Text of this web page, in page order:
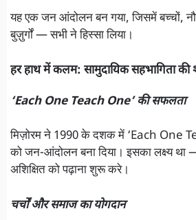
यह एक जन आंदोलन बन गया, जिसमें बच्चों,
बुज़ुर्गों — सभी ने हिस्सा लिया।
हर हाथ में कलम: सामुदायिक सहभागिता की
‘Each One Teach One’ की सफलता
मिज़ोरम ने 1990 के दशक में ‘Each One
को जन-आंदोलन बना दिया। इसका लक्ष्य था —
अशिक्षित को पढ़ाना शुरू करे।
चर्चों और समाज का योगदान